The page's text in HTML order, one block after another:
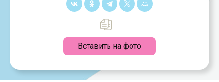
Вставить на фото